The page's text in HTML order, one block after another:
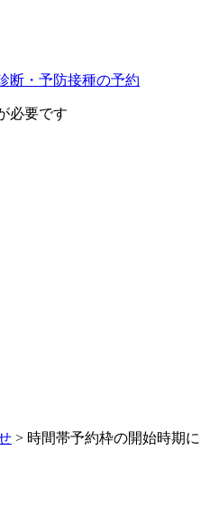
断・予防接種の予約
必要です
> 時間帯予約枠の開始時期に